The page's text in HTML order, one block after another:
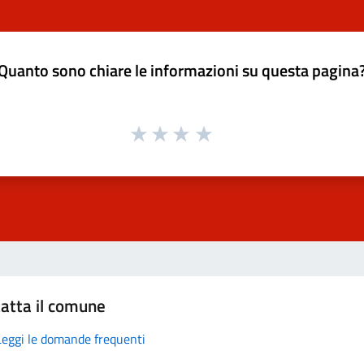
sono chiare le informazioni su questa
il comune
le domande frequenti